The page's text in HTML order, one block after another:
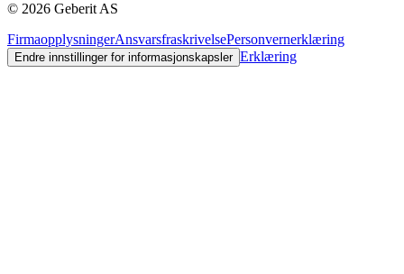
© 2026 Geberit AS
FirmaopplysningerAnsvarsfraskrivelsePersonvernerklæring
Endre innstillinger for informasjonskapsler Erklæring